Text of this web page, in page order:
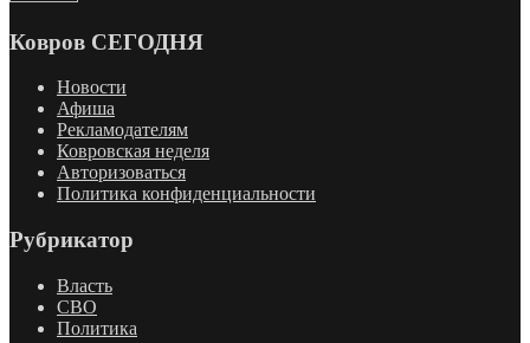
Ковров СЕГОДНЯ
Новости
Афиша
Рекламодателям
Ковровская неделя
Авторизоваться
Политика конфиденциальности
Рубрикатор
Власть
СВО
Политика